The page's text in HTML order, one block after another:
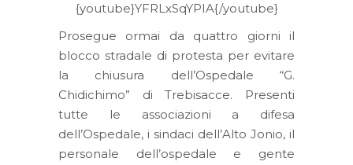
{youtube}YFRLxSqYPIA{/youtube}
Prosegue ormai da quattro giorni il
blocco stradale di protesta per evitare
la chiusura dell’Ospedale “G.
Chidichimo” di Trebisacce. Presenti
tutte le associazioni a difesa
dell’Ospedale, i sindaci dell’Alto Jonio, il
personale dell’ospedale e gente